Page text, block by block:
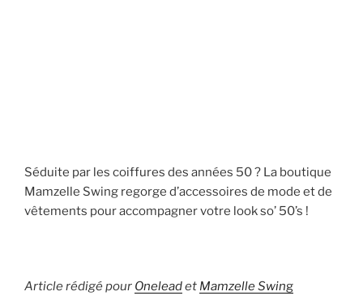
Séduite par les coiffures des années 50 ? La boutique
Mamzelle Swing regorge d’accessoires de mode et de
vêtements pour accompagner votre look so’ 50’s !
Article rédigé pour Oneleadet Mamzelle Swing